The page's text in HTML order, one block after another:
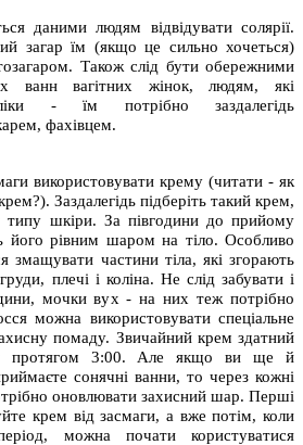
даними людям відвідувати солярії.
загар їм (якщо це сильно хочеться)
Також слід бути обережними
ванн вагітних жінок, людям, які
- їм потрібно заздалегідь
фахівцем.
використовувати крему (читати - як
Заздалегідь підберіть такий крем,
типу шкіри. За півгодини до прийому
його рівним шаром на тіло. Особливо
змащувати частини тіла, які згорають
плечі і коліна. Не слід забувати і
мочки вух - на них теж потрібно
можна використовувати спеціальне
помаду. Звичайний крем здатний
протягом 3:00. Але якщо ви ще й
сонячні ванни, то через кожні
оновлювати захисний шар. Перші
крем від засмаги, а вже потім, коли
можна почати користуватися